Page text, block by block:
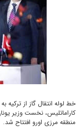
خط لوله انتقال گاز از
کاراماتلیس، نخست وزیر
منطقه مرزی اورو افتتاح شد.